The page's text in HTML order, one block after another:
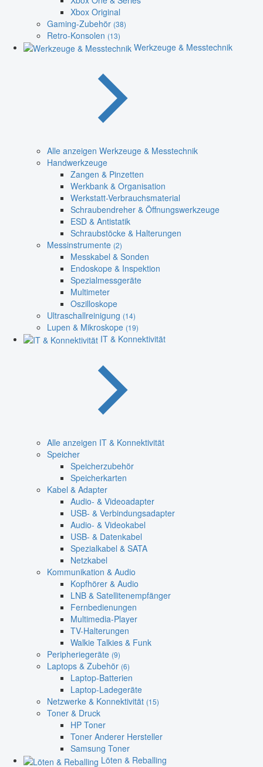
Xbox Original
Gaming-Zubehör (38)
Retro-Konsolen (13)
Werkzeuge & Messtechnik
Alle anzeigen Werkzeuge & Messtechnik
Handwerkzeuge
Zangen & Pinzetten
Werkbank & Organisation
Werkstatt-Verbrauchsmaterial
Schraubendreher & Öffnungswerkzeuge
ESD & Antistatik
Schraubstöcke & Halterungen
Messinstrumente (2)
Messkabel & Sonden
Endoskope & Inspektion
Spezialmessgeräte
Multimeter
Oszilloskope
Ultraschallreinigung (14)
Lupen & Mikroskope (19)
IT & Konnektivität
Alle anzeigen IT & Konnektivität
Speicher
Speicherzubehör
Speicherkarten
Kabel & Adapter
Audio- & Videoadapter
USB- & Verbindungsadapter
Audio- & Videokabel
USB- & Datenkabel
Spezialkabel & SATA
Netzkabel
Kommunikation & Audio
Kopfhörer & Audio
LNB & Satellitenempfänger
Fernbedienungen
Multimedia-Player
TV-Halterungen
Walkie Talkies & Funk
Peripheriegeräte (9)
Laptops & Zubehör (6)
Laptop-Batterien
Laptop-Ladegeräte
Netzwerke & Konnektivität (15)
Toner & Druck
HP Toner
Toner Anderer Hersteller
Samsung Toner
Löten & Reballing